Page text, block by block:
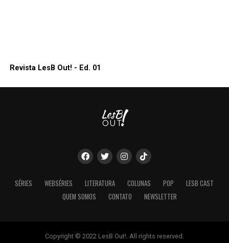
Revista LesB Out! - Ed. 01
SÉRIES WEBSÉRIES LITERATURA COLUNAS POP
LESB CAST
QUEM SOMOS
CONTATO NEWSLETTER
Copyright © 2022 LesB Out!. All rights reserved.